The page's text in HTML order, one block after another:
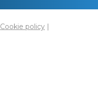
Cookie policy |